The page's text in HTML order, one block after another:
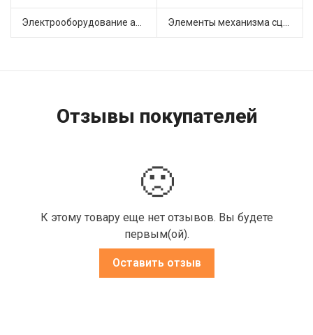
Электрооборудование автомобилей (12) Элементы механизма сцепления (45)
Отзывы покупателей
🙁
К этому товару еще нет отзывов. Вы будете
первым(ой).
Оставить отзыв